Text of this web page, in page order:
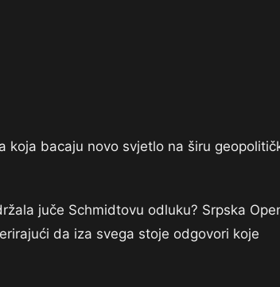
koja bacaju novo svjetlo na širu
juče Schmidtovu odluku? Srpska
da iza svega stoje odgovori koje